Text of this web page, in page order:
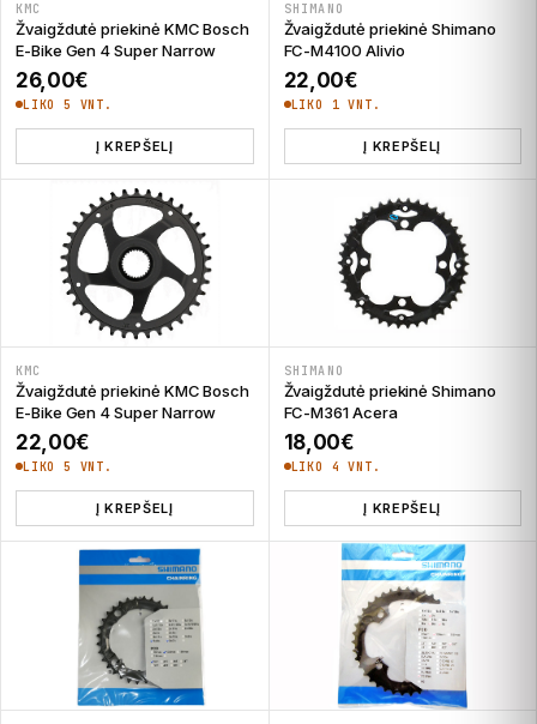
KMC
Žvaigždutė priekinė KMC Bosch
E-Bike Gen 4 Super Narrow
26,00€
LIKO 5 VNT.
Į KREPŠELĮ
SHIMANO
Žvaigždutė priekinė Shimano
FC-M4100 Alivio
22,00€
LIKO 1 VNT.
Į KREPŠELĮ
KMC
Žvaigždutė priekinė KMC Bosch
E-Bike Gen 4 Super Narrow
22,00€
LIKO 5 VNT.
Į KREPŠELĮ
SHIMANO
Žvaigždutė priekinė Shimano
FC-M361 Acera
18,00€
LIKO 4 VNT.
Į KREPŠELĮ